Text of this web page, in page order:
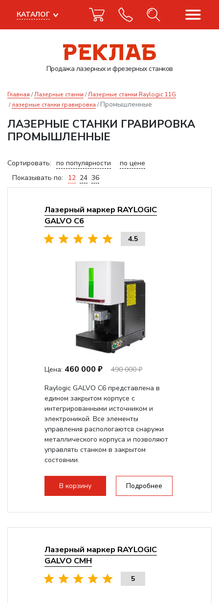
Продажа лазерныхи фрезерных станков
КАТАЛОГ
Главная Лазерные станки
Лазерные станки Raylogic 11G
лазерные станки гравировка
Промышленные
ЛАЗЕРНЫЕ СТАНКИ ГРАВИРОВКА
ПРОМЫШЛЕННЫЕ
Сортировать: по популярности
по цене
Показывать по:
12 24 36
Лазерный маркер RAYLOGIC
GALVO С6
4.5
Цена: 460 000 ₽
490 000 ₽
Raylogic GALVO C6 представлена в
едином закрытом корпусе с
интегрированными источником и
электроникой. Все элементы
управления распологаются снаружи
металлического корпуса и позволяют
управлять станком в закрытом
состоянии.
В корзину Подробнее
Лазерный маркер RAYLOGIC
GALVO CMH
5